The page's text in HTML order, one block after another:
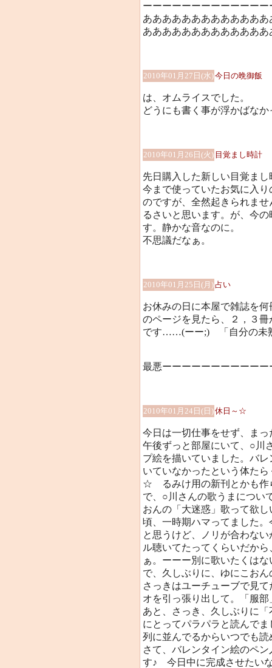
ーーーーーーーーーーーー
ああああああああああああ
ああああああああああああ
2010年01月27日(水)今日の晩御飯
は、オムライスでした。
どうにも書く事が浮かばな
2010年01月26日(火) 目覚まし時計
先日購入した新しい目覚ま
今まで使っていたお気に入
のですが、全然起きられま
るさいと思います。が、今
す。静かな音なのに。
不思議だなぁ。
2010年01月25日(月)占い
お休みの日に本屋で雑誌を
のページを見たら、２，３
です……(ーー;) 「自分の未
最悪ーーーーーーーーーーー
2010年01月24日(日)休日～☆
今日は一切仕事をせず、ま
午後ずっと部屋にいて、○川
プ絵を描いていました。バ
いていなかったという体た
☆ るみけ用の新刊とかも
で、○川さんの歌うまについ
おんの「大迷惑」歌って欲
頃、一時期ハマってました
と思うけど、ノリが合わな
ル聴いてたってくらいだか
ぁ。ーーー別に歌いたくは
で、久しぶりに、ゆにこお
さっきはユーチューブで見
オを引っ張り出して。「服
あと、さっき、久しぶりに
にとってパラパラと読んで
列に並んでるからいつでも
さて、バレンタイン絵のペ
す♪ 今日中に完成させたい